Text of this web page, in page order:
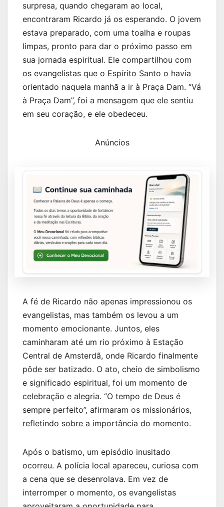
surpresa, quando chegaram ao local,
encontraram Ricardo já os esperando. O jovem
estava preparado, com uma toalha e roupas
limpas, pronto para dar o próximo passo em
sua jornada espiritual. Ele compartilhou com
os evangelistas que o Espírito Santo o havia
orientado naquela manhã a ir à Praça Dam. “Vá
à Praça Dam”, foi a mensagem que ele sentiu
em seu coração, e ele obedeceu.
Anúncios
A fé de Ricardo não apenas impressionou os
evangelistas, mas também os levou a um
momento emocionante. Juntos, eles
caminharam até um rio próximo à Estação
Central de Amsterdã, onde Ricardo finalmente
pôde ser batizado. O ato, cheio de simbolismo
e significado espiritual, foi um momento de
celebração e alegria. “O tempo de Deus é
sempre perfeito”, afirmaram os missionários,
refletindo sobre a importância do momento.
Após o batismo, um episódio inusitado
ocorreu. A polícia local apareceu, curiosa com
a cena que se desenrolava. Em vez de
interromper o momento, os evangelistas